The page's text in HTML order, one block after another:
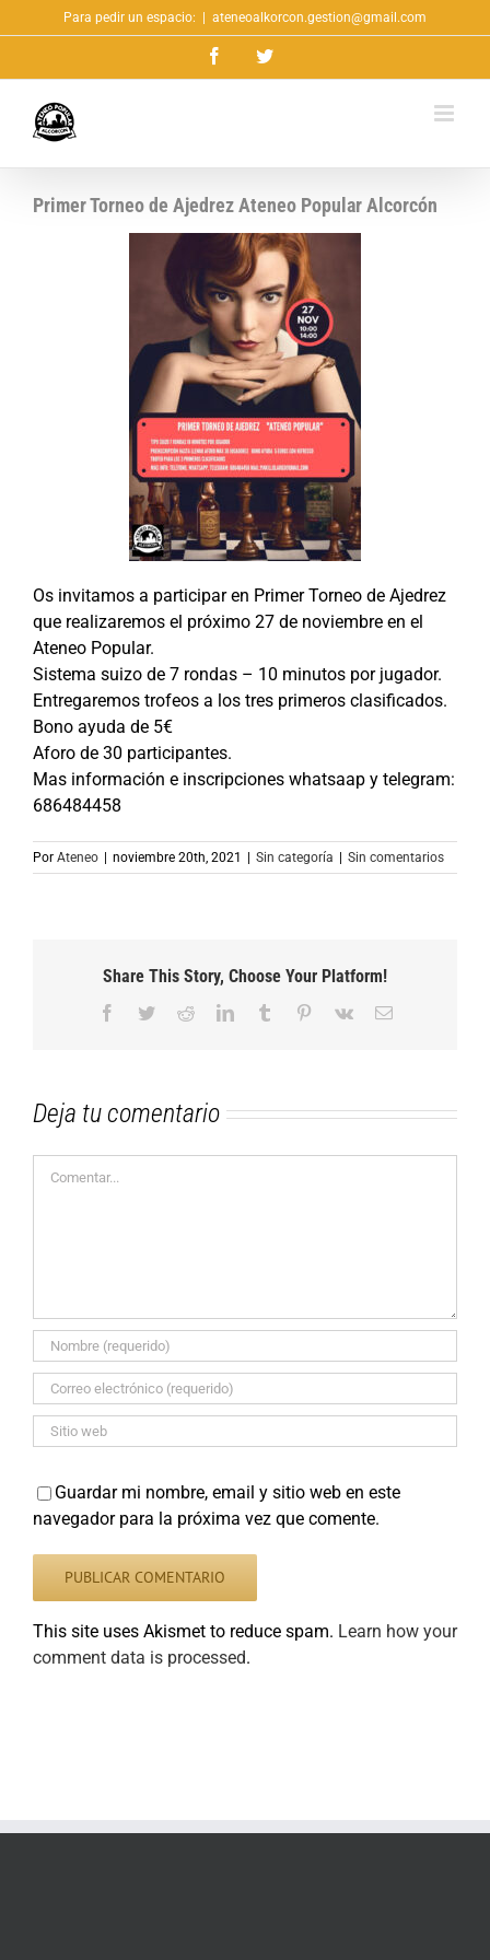
al
Para pedir un espacio: ateneoalkorcon.gestion@gmail.com
FacebookTwitter
Primer Torneo de Ajedrez Ateneo Popular Alcorcón
Os invitamos a participar en Primer Torneo de Ajedrez
que realizaremos el próximo 27 de noviembre en el
Ateneo Popular.
Sistema suizo de 7 rondas – 10 minutos por jugador.
Entregaremos trofeos a los tres primeros clasificados.
Bono ayuda de 5€
Aforo de 30 participantes.
Mas información e inscripciones whatsaap y telegram:
686484458
Por Ateneo noviembre 20th, 2021 Sin categoría Sin comentarios
Share This Story, Choose Your Platform!
Facebook
TwitterRedditLinkedInTumblr Pinterest
Vk
Correo
Deja tu comentario
Guardar mi nombre, email y sitio web en este
navegador para la próxima vez que comente.
This site uses Akismet to reduce spam. Learn how your
comment data is processed.